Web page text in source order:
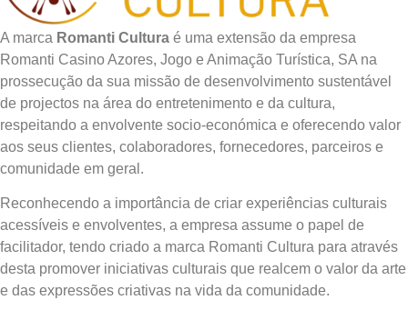
A marca Romanti Cultura é uma extensão da empresa
Romanti Casino Azores, Jogo e Animação Turística, SA na
prossecução da sua missão de desenvolvimento sustentável
de projectos na área do entretenimento e da cultura,
respeitando a envolvente socio-económica e oferecendo valor
aos seus clientes, colaboradores, fornecedores, parceiros e
comunidade em geral.
Reconhecendo a importância de criar experiências culturais
acessíveis e envolventes, a empresa assume o papel de
facilitador, tendo criado a marca Romanti Cultura para através
desta promover iniciativas culturais que realcem o valor da arte
e das expressões criativas na vida da comunidade.